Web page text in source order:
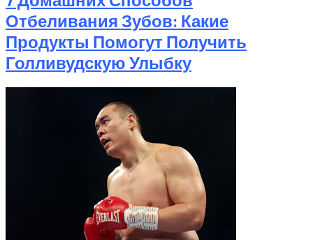
Отбеливания Зубов: Какие
Продукты Помогут Получить
Голливудскую Улыбку